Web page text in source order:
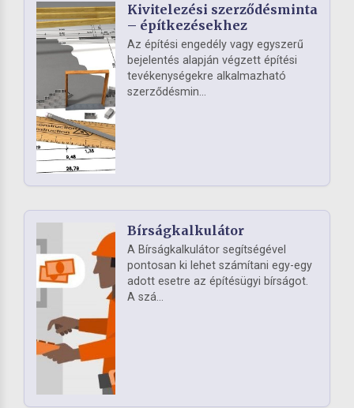
Kivitelezési szerződésminta
– építkezésekhez
Az építési engedély vagy egyszerű
bejelentés alapján végzett építési
tevékenységekre alkalmazható
szerződésmin...
Bírságkalkulátor
A Bírságkalkulátor segítségével
pontosan ki lehet számítani egy-egy
adott esetre az építésügyi bírságot.
A szá...